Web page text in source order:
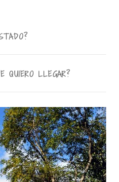
QUIERO LLEGAR?